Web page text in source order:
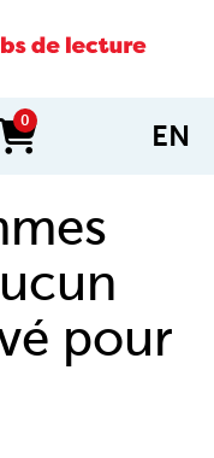
0
items in cart EN
pour